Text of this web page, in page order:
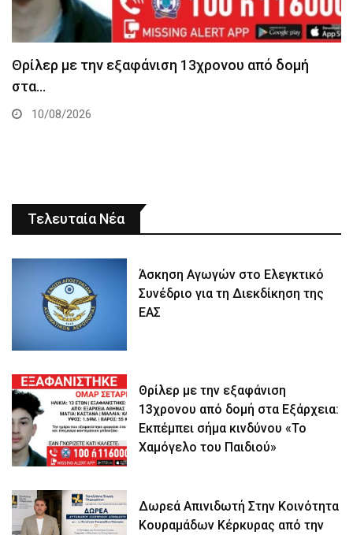
Θρίλερ με την εξαφάνιση 13χρονου από δομή
στα…
10/08/2026
Τελευταία Νέα
Άσκηση Αγωγών στο Ελεγκτικό
Συνέδριο για τη Διεκδίκηση της
ΕΑΣ
Θρίλερ με την εξαφάνιση
13χρονου από δομή στα Εξάρχεια:
Εκπέμπει σήμα κινδύνου «Το
Χαμόγελο του Παιδιού»
Δωρεά Απινιδωτή Στην Κοινότητα
Κουραμάδων Κέρκυρας από την